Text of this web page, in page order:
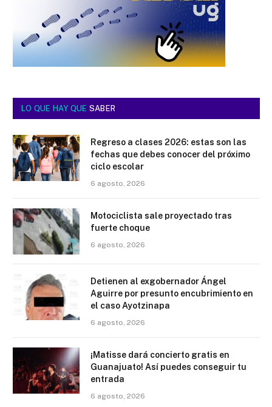
LO QUE HAY QUE SABER
Regreso a clases 2026: estas son las
fechas que debes conocer del próximo
ciclo escolar
6 agosto, 2026
Motociclista sale proyectado tras
fuerte choque
6 agosto, 2026
Detienen al exgobernador Ángel
Aguirre por presunto encubrimiento en
el caso Ayotzinapa
6 agosto, 2026
¡Matisse dará concierto gratis en
Guanajuato! Así puedes conseguir tu
entrada
6 agosto, 2026